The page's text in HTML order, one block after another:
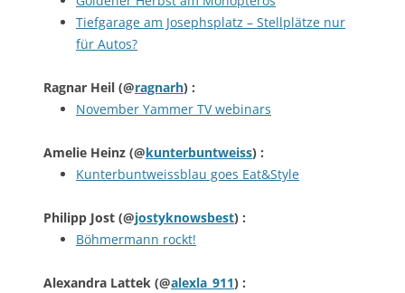
Tiefgarage am Josephsplatz – Stellplätze nur
für Autos?
Ragnar Heil (@ragnarh) :
November Yammer TV webinars
Amelie Heinz (@kunterbuntweiss) :
Kunterbuntweissblau goes Eat&Style
Philipp Jost (@jostyknowsbest) :
Böhmermann rockt!
Alexandra Lattek (@alexla_911) :